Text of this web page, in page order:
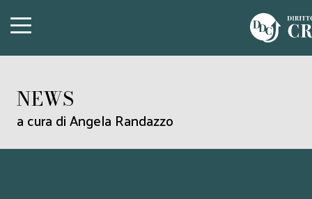
NEWS
a cura di Angela Randazzo